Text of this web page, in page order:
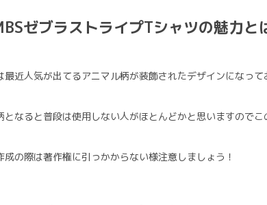
ゼブラストライプTシャツの魅力と
最近人気が出てるアニマル柄が装飾されたデザインになっ
となると普段は使用しない人がほとんどかと思いますのでこ
成の際は著作権に引っかからない様注意しましょう！